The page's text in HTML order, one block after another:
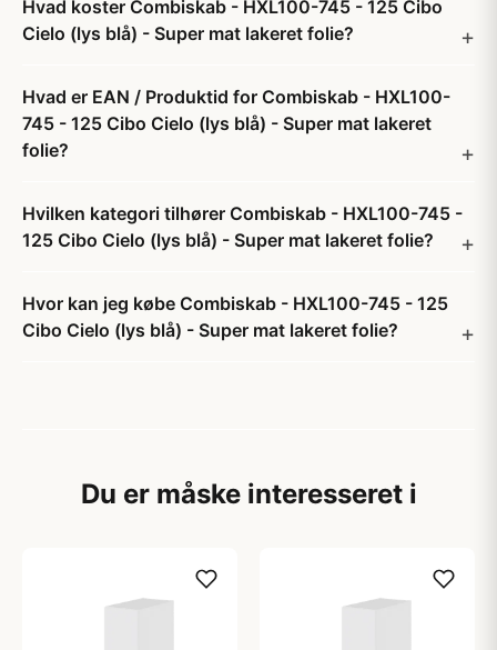
Hvad koster Combiskab - HXL100-745 - 125 Cibo
Cielo (lys blå) - Super mat lakeret folie?
Hvad er EAN / Produktid for Combiskab - HXL100-
745 - 125 Cibo Cielo (lys blå) - Super mat lakeret
folie?
Hvilken kategori tilhører Combiskab - HXL100-745 -
125 Cibo Cielo (lys blå) - Super mat lakeret folie?
Hvor kan jeg købe Combiskab - HXL100-745 - 125
Cibo Cielo (lys blå) - Super mat lakeret folie?
Du er måske interesseret i